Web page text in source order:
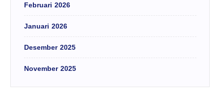
Februari 2026
Januari 2026
Desember 2025
November 2025